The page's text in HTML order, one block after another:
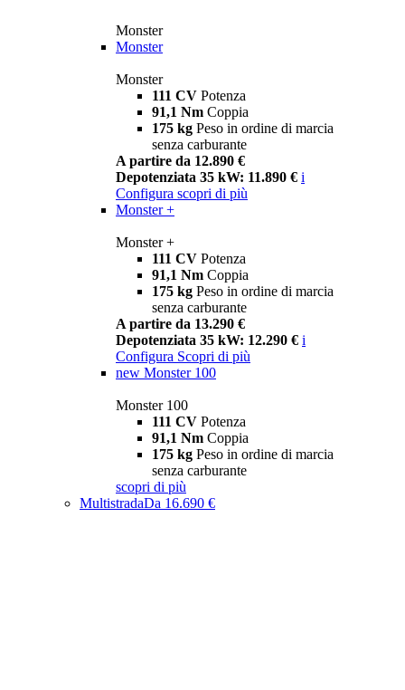
Monster
Monster
Monster
111 CV Potenza
91,1 Nm Coppia
175 kg Peso in ordine di marcia
senza carburante
A partire da 12.890 €
Depotenziata 35 kW: 11.890 € i
Configura scopri di più
Monster +
Monster +
111 CV Potenza
91,1 Nm Coppia
175 kg Peso in ordine di marcia
senza carburante
A partire da 13.290 €
Depotenziata 35 kW: 12.290 € i
Configura Scopri di più
new Monster 100
Monster 100
111 CV Potenza
91,1 Nm Coppia
175 kg Peso in ordine di marcia
senza carburante
scopri di più
MultistradaDa 16.690 €